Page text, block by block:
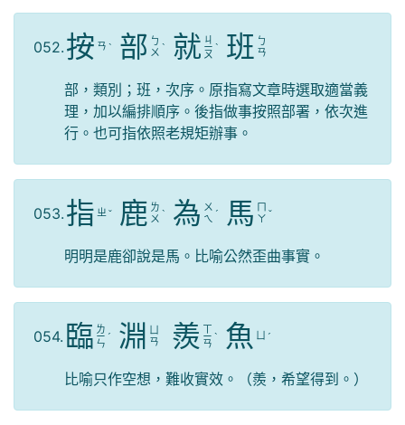
052. 按 ㄢ ˋ 部 ㄅ
ㄨ ˋ 就 ㄐ
ㄧ
ㄡ
ˋ 班 ㄅ
ㄢ
部，類別；班，次序。原指寫文章時選取適當義
理，加以編排順序。後指做事按照部署，依次進
行。也可指依照老規矩辦事。
053. 指 ㄓ ˇ 鹿 ㄌ
ㄨ ˋ 為 ㄨ
ㄟ ˊ 馬 ㄇ
ㄚ ˇ
明明是鹿卻說是馬。比喻公然歪曲事實。
054. 臨 ㄌ
ㄧ
ㄣ
ˊ 淵
ㄢ
羨 ㄒ
ㄧ
ㄢ
ˋ 魚 ˊ
比喻只作空想，難收實效。（羨，希望得到。）